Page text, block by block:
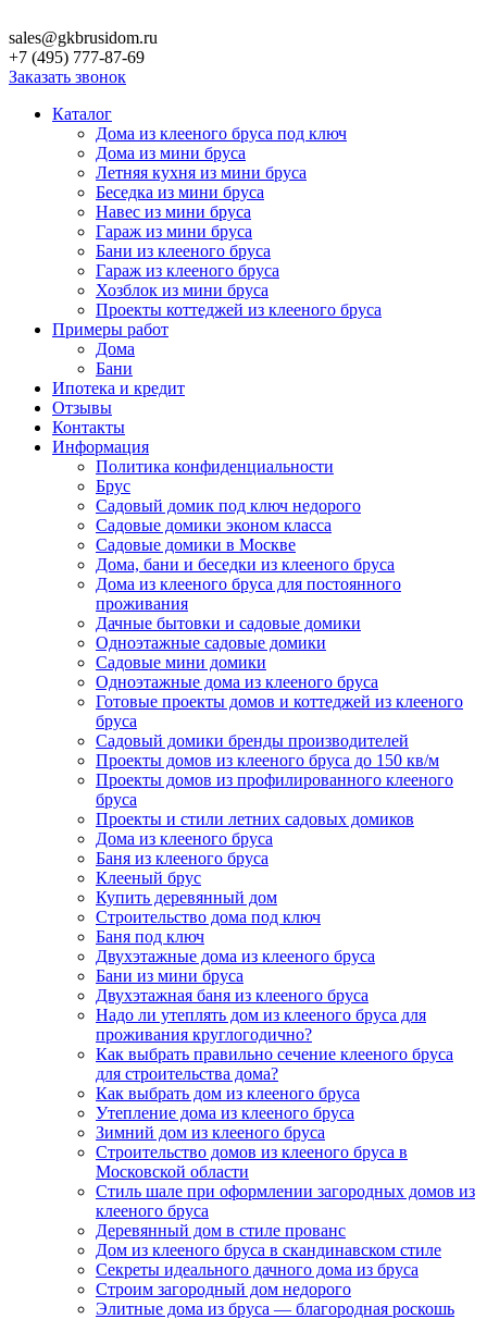
sales@gkbrusidom.ru
+7 (495) 777-87-69
Заказать звонок
Каталог
Дома из клееного бруса под ключ
Дома из мини бруса
Летняя кухня из мини бруса
Беседка из мини бруса
Навес из мини бруса
Гараж из мини бруса
Бани из клееного бруса
Гараж из клееного бруса
Хозблок из мини бруса
Проекты коттеджей из клееного бруса
Примеры работ
Дома
Бани
Ипотека и кредит
Отзывы
Контакты
Информация
Политика конфиденциальности
Брус
Садовый домик под ключ недорого
Садовые домики эконом класса
Садовые домики в Москве
Дома, бани и беседки из клееного бруса
Дома из клееного бруса для постоянного
проживания
Дачные бытовки и садовые домики
Одноэтажные садовые домики
Садовые мини домики
Одноэтажные дома из клееного бруса
Готовые проекты домов и коттеджей из клееного
бруса
Садовый домики бренды производителей
Проекты домов из клееного бруса до 150 кв/м
Проекты домов из профилированного клееного
бруса
Проекты и стили летних садовых домиков
Дома из клееного бруса
Баня из клееного бруса
Клееный брус
Купить деревянный дом
Строительство дома под ключ
Баня под ключ
Двухэтажные дома из клееного бруса
Бани из мини бруса
Двухэтажная баня из клееного бруса
Надо ли утеплять дом из клееного бруса для
проживания круглогодично?
Как выбрать правильно сечение клееного бруса
для строительства дома?
Как выбрать дом из клееного бруса
Утепление дома из клееного бруса
Зимний дом из клееного бруса
Строительство домов из клееного бруса в
Московской области
Стиль шале при оформлении загородных домов из
клееного бруса
Деревянный дом в стиле прованс
Дом из клееного бруса в скандинавском стиле
Секреты идеального дачного дома из бруса
Строим загородный дом недорого
Элитные дома из бруса — благородная роскошь